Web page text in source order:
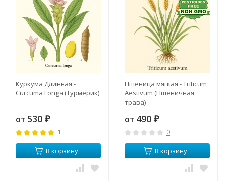
Куркума Длинная -
Curcuma Longa (Турмерик)
от 530 ₽
1
В корзину
Пшеница мягкая - Triticum
Aestivum (Пшеничная
трава)
от 490 ₽
0
В корзину